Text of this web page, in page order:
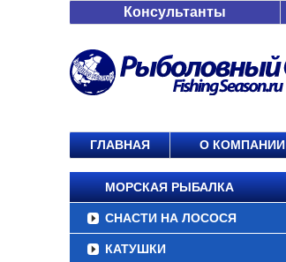
Консультанты
ГЛАВНАЯ О КОМПАНИИ
МОРСКАЯ РЫБАЛКА
СНАСТИ НА ЛОСОСЯ
КАТУШКИ